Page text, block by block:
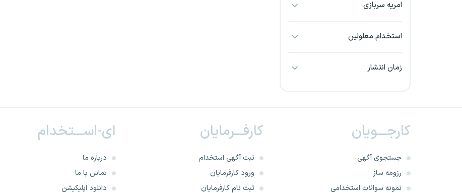
بندرعباس
خراسان شمالی
خرم آباد
خوزستان
امریه سربازی
استخدام معلولین
زمان انتشار
کارجـــویان
جستجوی آگهی
رزومه ساز
نمونه سوالات استخدامی
کارفـــرمایان
ثبت آگهی استخدام
ورود کارفرمایان
ثبت نام کارفرمایان
ای-اســـتخدام
درباره ما
تماس با ما
دانلود اپلیکیشن